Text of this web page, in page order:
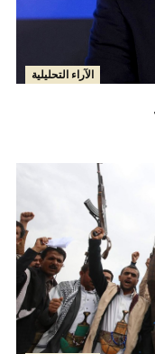
الآراء التحليلية